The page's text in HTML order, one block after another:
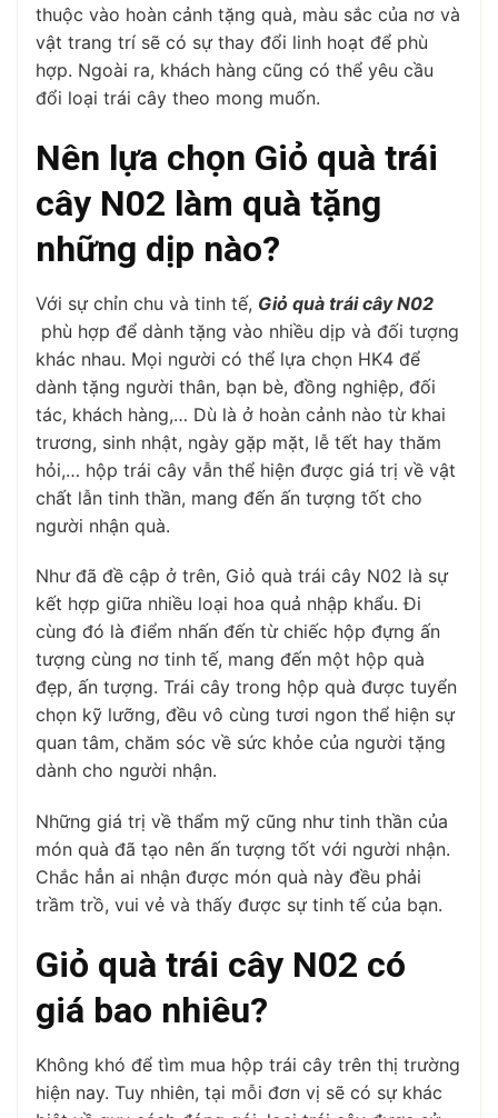
thuộc vào hoàn cảnh tặng quà, màu sắc của nơ và
vật trang trí sẽ có sự thay đổi linh hoạt để phù
hợp. Ngoài ra, khách hàng cũng có thể yêu cầu
đổi loại trái cây theo mong muốn.
Nên lựa chọn Giỏ quà trái
cây N02 làm quà tặng
những dịp nào?
Với sự chỉn chu và tinh tế, Giỏ quà trái cây N02
phù hợp để dành tặng vào nhiều dịp và đối tượng
khác nhau. Mọi người có thể lựa chọn HK4 để
dành tặng người thân, bạn bè, đồng nghiệp, đối
tác, khách hàng,… Dù là ở hoàn cảnh nào từ khai
trương, sinh nhật, ngày gặp mặt, lễ tết hay thăm
hỏi,… hộp trái cây vẫn thể hiện được giá trị về vật
chất lẫn tinh thần, mang đến ấn tượng tốt cho
người nhận quà.
Như đã đề cập ở trên, Giỏ quà trái cây N02 là sự
kết hợp giữa nhiều loại hoa quả nhập khẩu. Đi
cùng đó là điểm nhấn đến từ chiếc hộp đựng ấn
tượng cùng nơ tinh tế, mang đến một hộp quà
đẹp, ấn tượng. Trái cây trong hộp quà được tuyển
chọn kỹ lưỡng, đều vô cùng tươi ngon thể hiện sự
quan tâm, chăm sóc về sức khỏe của người tặng
dành cho người nhận.
Những giá trị về thẩm mỹ cũng như tinh thần của
món quà đã tạo nên ấn tượng tốt với người nhận.
Chắc hẳn ai nhận được món quà này đều phải
trầm trồ, vui vẻ và thấy được sự tinh tế của bạn.
Giỏ quà trái cây N02 có
giá bao nhiêu?
Không khó để tìm mua hộp trái cây trên thị trường
hiện nay. Tuy nhiên, tại mỗi đơn vị sẽ có sự khác